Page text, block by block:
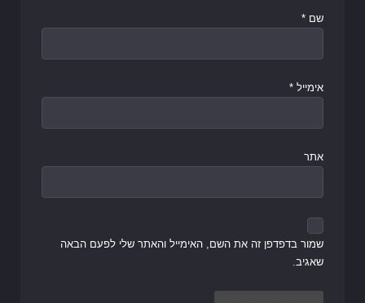
שם *
אימייל *
אתר
שמור בדפדפן זה את השם, האימייל והאתר שלי לפעם הבאה
שאגיב.